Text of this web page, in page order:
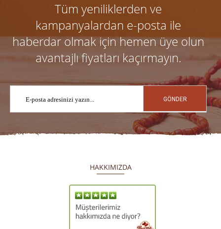
Tüm yeniliklerden ve
kampanyalardan e-posta ile
haberdar olmak için hemen üye olun
avantajlı fiyatları kaçırmayın.
GÖNDER
HAKKIMIZDA